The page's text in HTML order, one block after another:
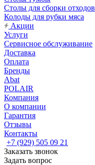
Столы для сборки отходов
Колоды для рубки мяса
Акции
Услуги
Сервисное обслуживание
Доставка
Оплата
Бренды
Abat
POLAIR
Компания
О компании
Гарантия
Отзывы
Контакты
+7 (929) 505 09 21
Заказать звонок
Задать вопрос